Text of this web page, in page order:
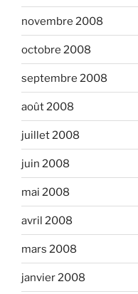
novembre 2008
octobre 2008
septembre 2008
août 2008
juillet 2008
juin 2008
mai 2008
avril 2008
mars 2008
janvier 2008